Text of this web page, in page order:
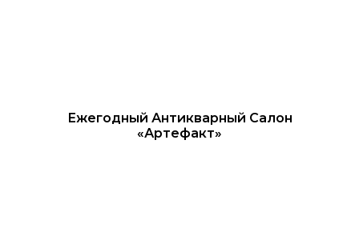
Ежегодный Антикварный Салон
«Артефакт»